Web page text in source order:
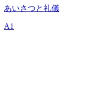
あいさつと礼儀
A1